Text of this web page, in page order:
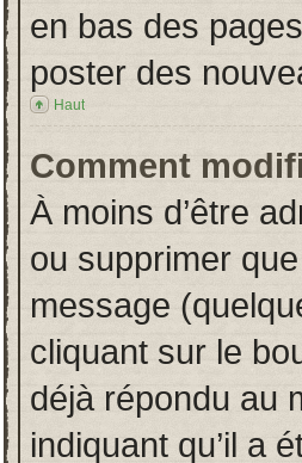
en bas des
poster des
Haut
Comment
À moins d’être
ou supprimer
message
cliquant sur le
déjà répondu au
indiquant qu’il a